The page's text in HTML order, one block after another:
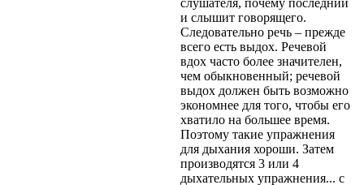
и слышит говорящего.
Следовательно речь – прежде
всего есть выдох. Речевой
вдох часто более значителен,
чем обыкновенный; речевой
выдох должен быть возможно
экономнее для того, чтобы его
хватило на большее время.
Поэтому такие упражнения
для дыхания хороши. Затем
производятся 3 или 4
дыхательных упражнения... с